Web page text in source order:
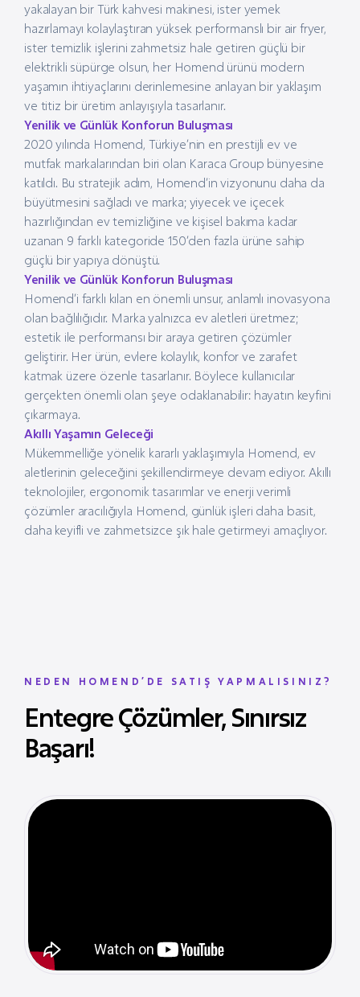
NEDEN HOMEND’DE SATIŞ YAPMALISINIZ?
Entegre Çözümler, Sınırsız
Başarı!
yakalayan bir Türk kahvesi makinesi, ister yemek
hazırlamayı kolaylaştıran yüksek performanslı bir air fryer,
ister temizlik işlerini zahmetsiz hale getiren güçlü bir
elektrikli süpürge olsun, her Homend ürünü modern
yaşamın ihtiyaçlarını derinlemesine anlayan bir yaklaşım
ve titiz bir üretim anlayışıyla tasarlanır.
Yenilik ve Günlük Konforun Buluşması
2020 yılında Homend, Türkiye’nin en prestijli ev ve
mutfak markalarından biri olan Karaca Group bünyesine
katıldı. Bu stratejik adım, Homend’in vizyonunu daha da
büyütmesini sağladı ve marka; yiyecek ve içecek
hazırlığından ev temizliğine ve kişisel bakıma kadar
uzanan 9 farklı kategoride 150’den fazla ürüne sahip
güçlü bir yapıya dönüştü.
Yenilik ve Günlük Konforun Buluşması
Homend’i farklı kılan en önemli unsur, anlamlı inovasyona
olan bağlılığıdır. Marka yalnızca ev aletleri üretmez;
estetik ile performansı bir araya getiren çözümler
geliştirir. Her ürün, evlere kolaylık, konfor ve zarafet
katmak üzere özenle tasarlanır. Böylece kullanıcılar
gerçekten önemli olan şeye odaklanabilir: hayatın keyfini
çıkarmaya.
Akıllı Yaşamın Geleceği
Mükemmelliğe yönelik kararlı yaklaşımıyla Homend, ev
aletlerinin geleceğini şekillendirmeye devam ediyor. Akıllı
teknolojiler, ergonomik tasarımlar ve enerji verimli
çözümler aracılığıyla Homend, günlük işleri daha basit,
daha keyifli ve zahmetsizce şık hale getirmeyi amaçlıyor.